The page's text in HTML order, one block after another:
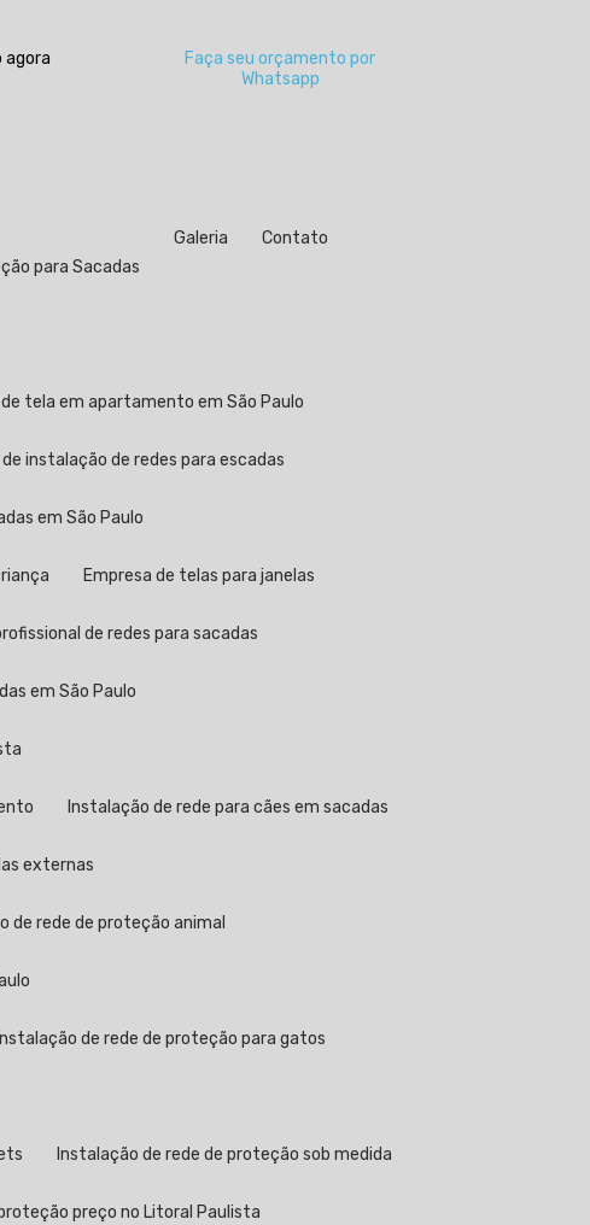
agora
Faça seu orçamento por
Whatsapp
para Sacadas
Galeria Contato
de tela em apartamento em São Paulo
de instalação de redes para escadas
em São Paulo
Empresa de telas para janelas
de redes para sacadas
em São Paulo
Instalação de rede para cães em sacadas
externas
de rede de proteção animal
Instalação de rede de proteção para gatos
Instalação de rede de proteção sob medida
preço no Litoral Paulista